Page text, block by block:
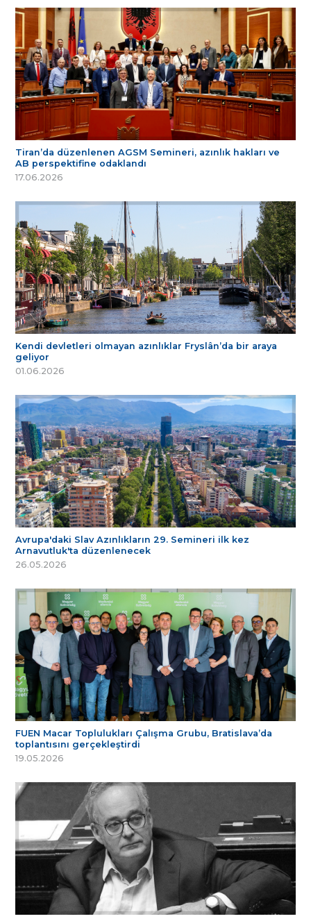
Tiran’da düzenlenen AGSM Semineri, azınlık hakları ve
AB perspektifine odaklandı
17.06.2026
Kendi devletleri olmayan azınlıklar Fryslân’da bir araya
geliyor
01.06.2026
Avrupa'daki Slav Azınlıkların 29. Semineri ilk kez
Arnavutluk'ta düzenlenecek
26.05.2026
FUEN Macar Toplulukları Çalışma Grubu, Bratislava’da
toplantısını gerçekleştirdi
19.05.2026